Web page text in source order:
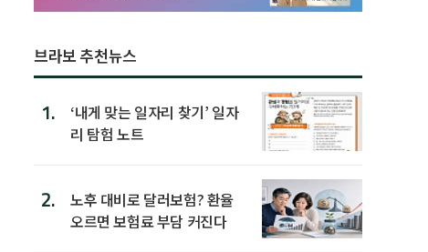
브라보 추천뉴스
1.
‘내게 맞는 일자리 찾기’ 일자
리 탐험 노트
2.
노후 대비로 달러보험? 환율
오르면 보험료 부담 커진다